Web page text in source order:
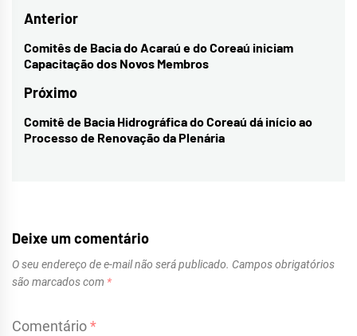
Navegação
de
Post
Anterior
Previous
post:
Comitês de Bacia do Acaraú e do Coreaú iniciam
Capacitação dos Novos Membros
Próximo
Next
post:
Comitê de Bacia Hidrográfica do Coreaú dá início ao
Processo de Renovação da Plenária
Deixe um comentário
O seu endereço de e-mail não será publicado. Campos obrigatórios
são marcados com *
Comentário*